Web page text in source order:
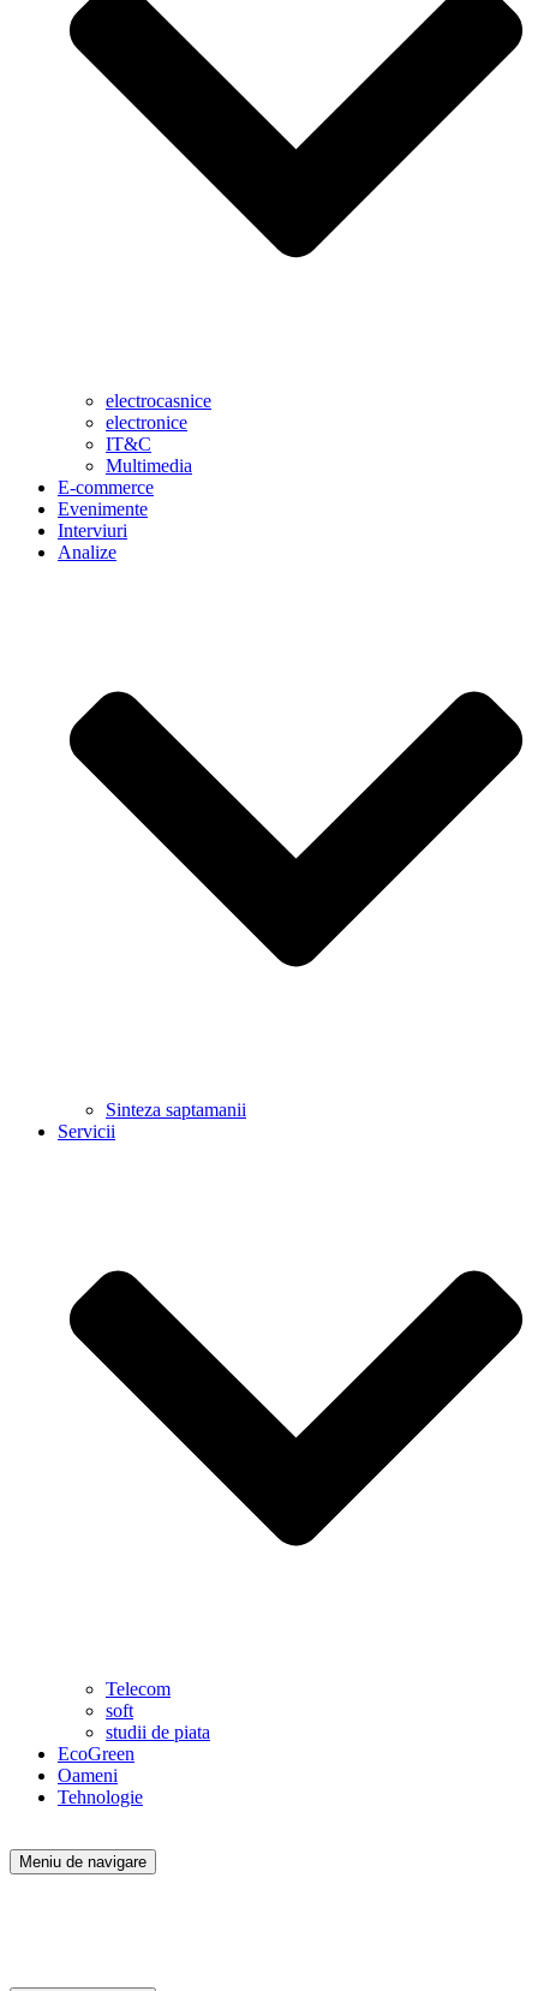
electrocasnice
electronice
IT&C
Multimedia
E-commerce
Evenimente
Interviuri
Analize
Sinteza saptamanii
Servicii
Telecom
soft
studii de piata
EcoGreen
Oameni
Tehnologie
Meniu de navigare